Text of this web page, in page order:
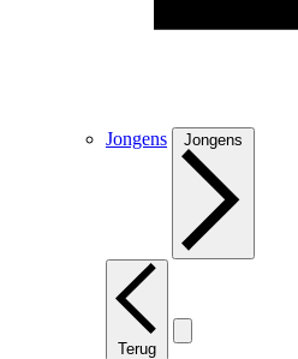
Jongens Jongens
Terug